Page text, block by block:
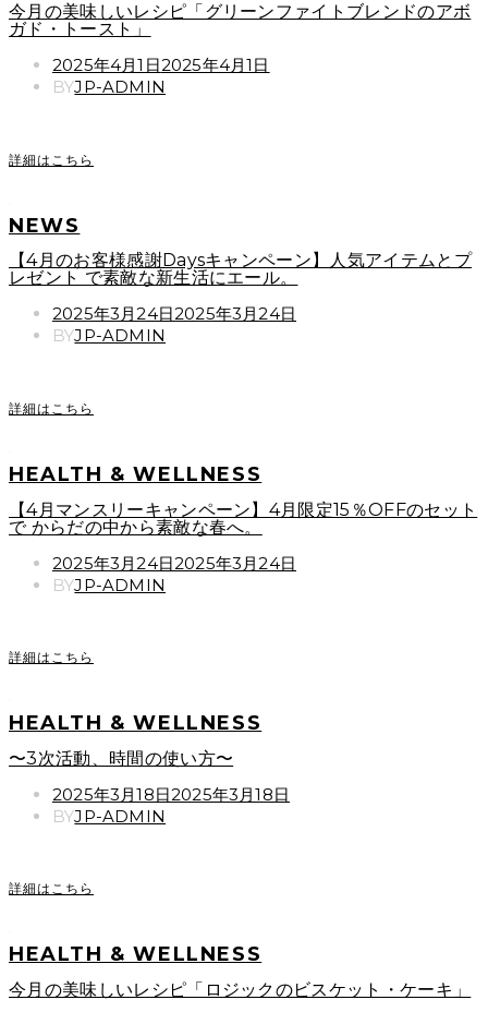
今月の美味しいレシピ「グリーンファイトブレンドのアボ
ガド・トースト」
POSTED
ON
2025年4月1日2025年4月1日
BYJP-ADMIN
詳細はこちら
NEWS
【4月のお客様感謝Daysキャンペーン】人気アイテムとプ
レゼント で素敵な新生活にエール。
POSTED
ON
2025年3月24日2025年3月24日
BYJP-ADMIN
詳細はこちら
HEALTH & WELLNESS
【4月マンスリーキャンペーン】4月限定15％OFFのセット
で からだの中から素敵な春へ。
POSTED
ON
2025年3月24日2025年3月24日
BYJP-ADMIN
詳細はこちら
HEALTH & WELLNESS
〜3次活動、時間の使い方〜
POSTED
ON
2025年3月18日2025年3月18日
BYJP-ADMIN
詳細はこちら
HEALTH & WELLNESS
今月の美味しいレシピ「ロジックのビスケット・ケーキ」